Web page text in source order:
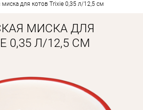
СОБАКИ
КОТЫ
ПРОИЗВОДСТВО
миска для котов Trixie 0,35 л/12,5 см
МИСКА ДЛЯ
0,35 Л/12,5 СМ